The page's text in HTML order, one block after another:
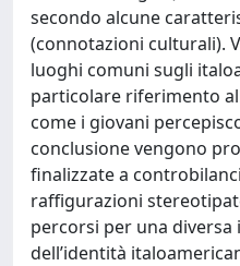
secondo alcune
(connotazioni culturali).
luoghi comuni sugli
particolare riferimento
come i giovani
conclusione vengono
finalizzate a
raffigurazioni
percorsi per una
dell’identità